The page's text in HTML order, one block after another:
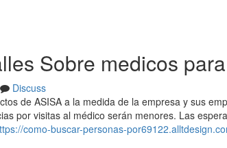
Sobre medicos
Discuss
de ASISA a la medida de la empresa y sus
por visitas al médico serán menores. Las
como-buscar-personas-